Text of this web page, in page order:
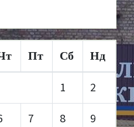
Пт Сб Нд
1 2
7 8 9